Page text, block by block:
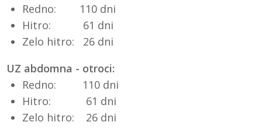
Redno: 110 dni
Hitro: 61 dni
Zelo hitro: 26 dni
UZ abdomna - otroci:
Redno: 110 dni
Hitro: 61 dni
Zelo hitro: 26 dni